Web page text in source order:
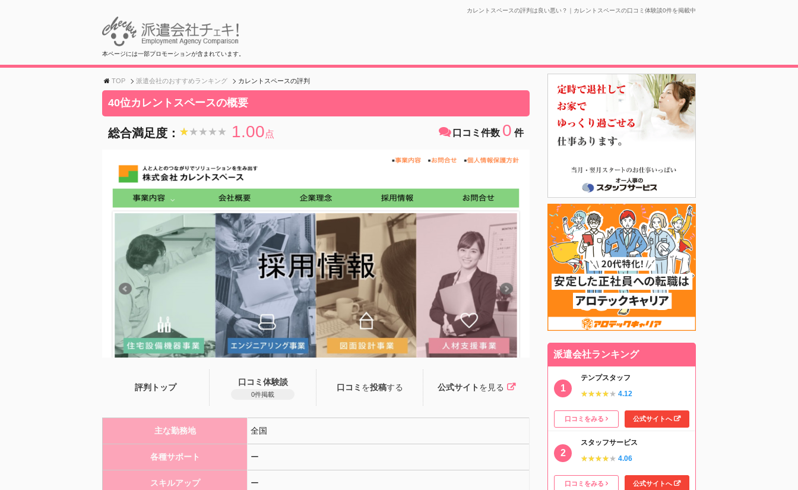
カレントスペースの評判は良い悪い？｜カレントスペースの口コミ体験談0件を掲載中
本ページには一部プロモーションが含まれています。
TOP 派遣会社のおすすめランキング カレントスペースの評判
40位カレントスペースの概要
総合満足度： ★★★★★
★★★★★ 1.00点 口コミ件数 0 件
評判トップ
口コミ体験談
0件掲載
口コミ を投稿する 公式サイト を見る
主な勤務地 全国
各種サポート ー
スキルアップ ー
派遣会社ランキング
テンプスタッフ
★★★★★
★★★★★ 4.12
口コミをみる 公式サイトへ
スタッフサービス
★★★★★
★★★★★ 4.06
口コミをみる 公式サイトへ